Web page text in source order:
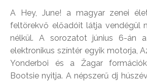
A Hey, June! a magyar zenei
feltörekvő előadóit látja vendégül
nélkül. A sorozatot június 6-án
elektronikus színtér egyik motorja,
Yonderboi és a Žagar
Bootsie nyitja. A népszerű dj